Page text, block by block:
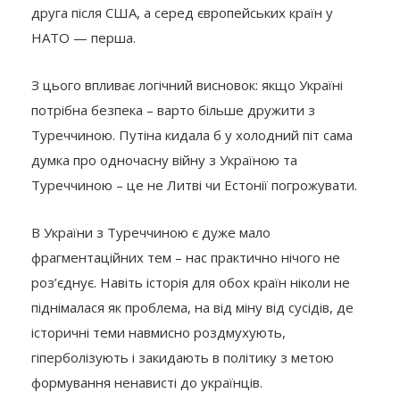
друга після США, а серед європейських країн у
НАТО — перша.
З цього впливає логічний висновок: якщо Україні
потрібна безпека – варто більше дружити з
Туреччиною. Путіна кидала б у холодний піт сама
думка про одночасну війну з Україною та
Туреччиною – це не Литві чи Естонії погрожувати.
В України з Туреччиною є дуже мало
фрагментаційних тем – нас практично нічого не
роз’єднує. Навіть історія для обох країн ніколи не
піднімалася як проблема, на від міну від сусідів, де
історичні теми навмисно роздмухують,
гіперболізують і закидають в політику з метою
формування ненависті до українців.